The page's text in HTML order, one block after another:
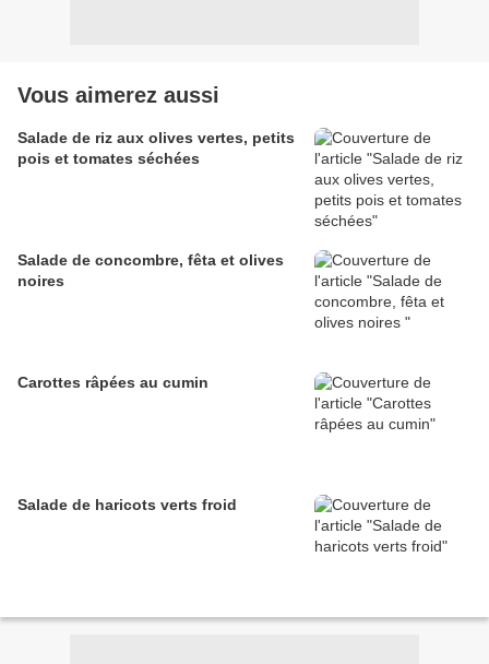
Vous aimerez aussi
Salade de riz aux olives vertes, petits
pois et tomates séchées
Salade de concombre, fêta et olives
noires
Carottes râpées au cumin
Salade de haricots verts froid